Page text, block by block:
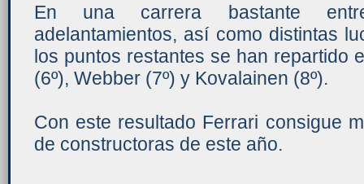
En una carrera bastante
adelantamientos, así como distintas
los puntos restantes se han repartido
(6º), Webber (7º) y Kovalainen (8º).
Con este resultado Ferrari consigue
de constructoras de este año.